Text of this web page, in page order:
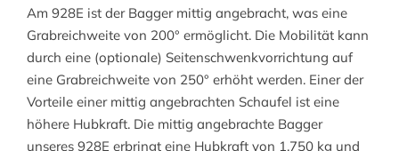
Am 928E ist der Bagger mittig angebracht, was eine
Grabreichweite von 200° ermöglicht. Die Mobilität kann
durch eine (optionale) Seitenschwenkvorrichtung auf
eine Grabreichweite von 250° erhöht werden. Einer der
Vorteile einer mittig angebrachten Schaufel ist eine
höhere Hubkraft. Die mittig angebrachte Bagger
unseres 928E erbringt eine Hubkraft von 1.750 kg und